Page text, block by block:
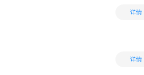
详情
详情